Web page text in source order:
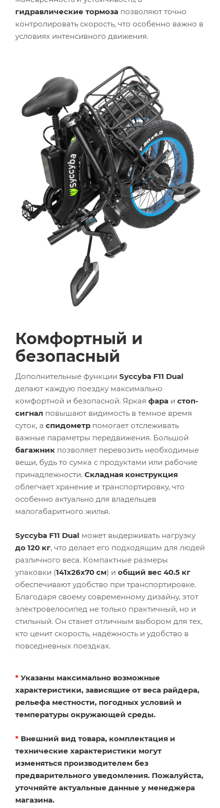
гидравлические тормоза позволяют точно
контролировать скорость, что особенно важно в
условиях интенсивного движения.
Комфортный и
безопасный
Дополнительные функции Syccyba F11 Dual
делают каждую поездку максимально
комфортной и безопасной. Яркая фара и стоп-
сигнал повышают видимость в темное время
суток, а спидометр помогает отслеживать
важные параметры передвижения. Большой
багажник позволяет перевозить необходимые
вещи, будь то сумка с продуктами или рабочие
принадлежности. Складная конструкция
облегчает хранение и транспортировку, что
особенно актуально для владельцев
малогабаритного жилья.
Syccyba F11 Dual может выдерживать нагрузку
до 120 кг, что делает его подходящим для людей
различного веса. Компактные размеры
упаковки (141х26х70 см) и общий вес 40.5 кг
обеспечивают удобство при транспортировке.
Благодаря своему современному дизайну, этот
электровелосипед не только практичный, но и
стильный. Он станет отличным выбором для тех,
кто ценит скорость, надёжность и удобство в
повседневных поездках.
* Указаны максимально возможные
характеристики, зависящие от веса райдера,
рельефа местности, погодных условий и
температуры окружающей среды.
* Внешний вид товара, комплектация и
технические характеристики могут
изменяться производителем без
предварительного уведомления. Пожалуйста,
уточняйте актуальные данные у менеджера
магазина.